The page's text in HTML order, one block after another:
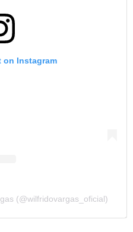
on Instagram
(@wilfridovargas_oficial)